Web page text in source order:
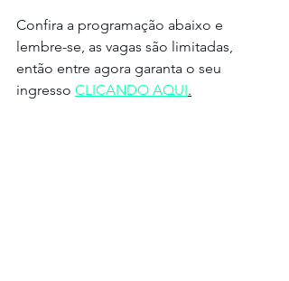
Confira a programação abaixo e
lembre-se, as vagas são limitadas,
então entre agora garanta o seu
ingresso CLICANDO AQUI.